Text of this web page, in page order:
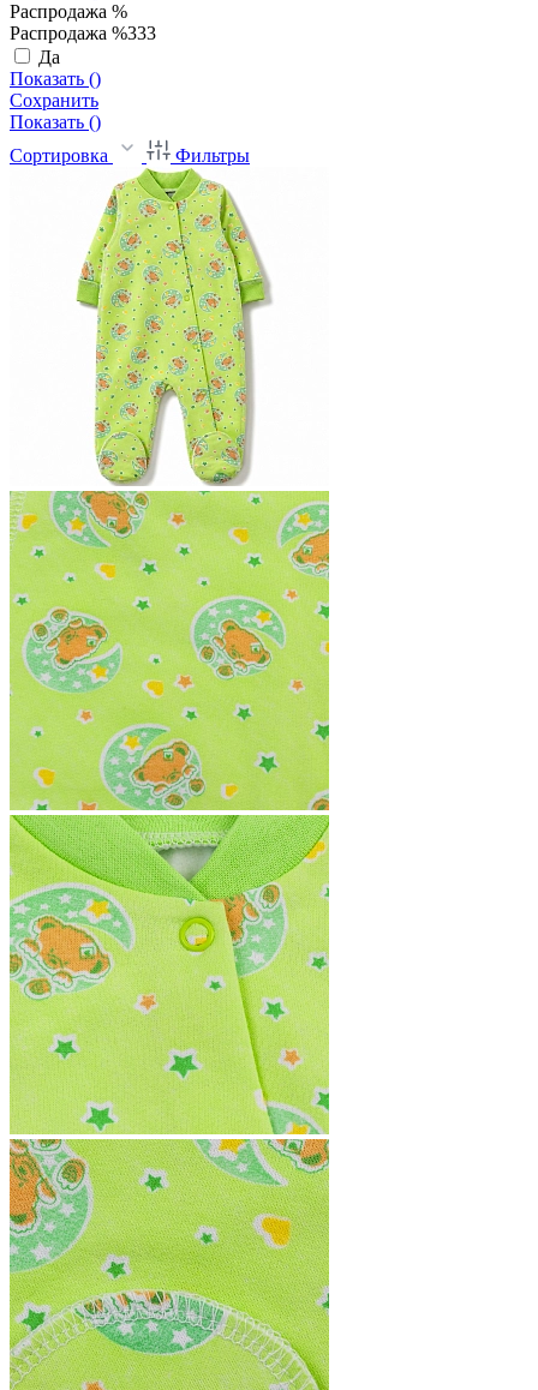
Распродажа %
Распродажа %333
Да
Показать ()
Сохранить
Показать ()
Сортировка
Фильтры